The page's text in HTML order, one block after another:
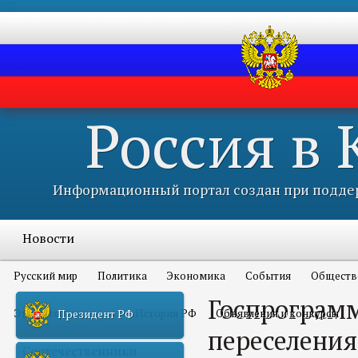
Россия в
Информационный портал создан при
Новости
Русский мир Политика Экономика События
Это интересно всем История РФ Объявления и конкурсы
Соотечественники
Президент РФ